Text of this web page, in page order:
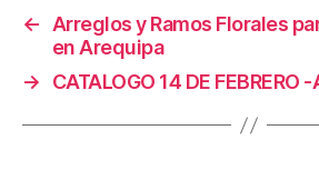
← Arreglos y Ramos Florales
en Arequipa
→
CATALOGO 14 DE FEBRERO